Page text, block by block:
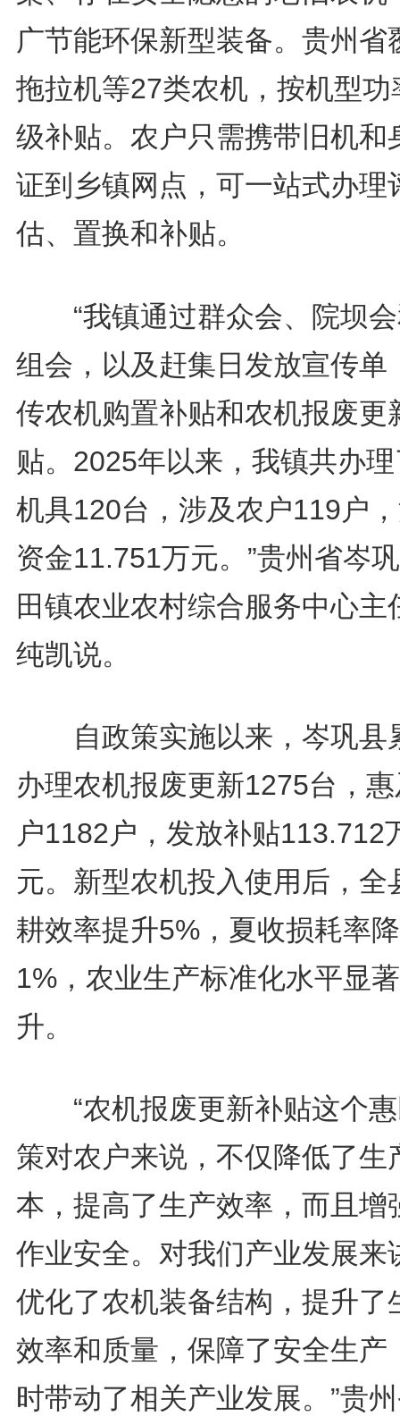
广节能环保新型装备。贵州省
拖拉机等27类农机，按机型功
级补贴。农户只需携带旧机和
证到乡镇网点，可一站式办理
估、置换和补贴。
“我镇通过群众会、院坝会
组会，以及赶集日发放宣传单
传农机购置补贴和农机报废更
贴。2025年以来，我镇共办
机具120台，涉及农户119户
资金11.751万元。”贵州省岑
田镇农业农村综合服务中心主
纯凯说。
自政策实施以来，岑巩县
办理农机报废更新1275台，
户1182户，发放补贴113.712
元。新型农机投入使用后，全
耕效率提升5%，夏收损耗率
1%，农业生产标准化水平显
升。
“农机报废更新补贴这个惠
策对农户来说，不仅降低了生
本，提高了生产效率，而且增
作业安全。对我们产业发展来
优化了农机装备结构，提升了
效率和质量，保障了安全生产
时带动了相关产业发展。”贵